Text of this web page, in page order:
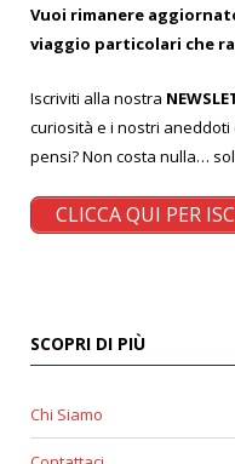
Vuoi rimanere
viaggio particolari che
Iscriviti alla nostra
curiosità e i nostri
pensi? Non costa nulla…
CLICCA QUI PER
SCOPRI DI PIÙ
Chi Siamo